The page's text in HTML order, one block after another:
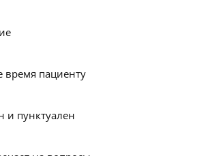
время пациенту
и пунктуален